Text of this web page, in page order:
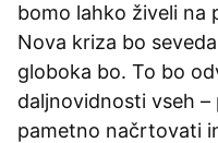
bomo lahko živeli na
Nova kriza bo
globoka bo. To bo
daljnovidnosti vseh
pametno načrtovati